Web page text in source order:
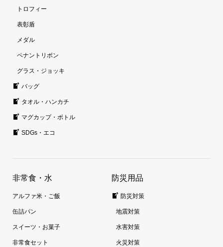
トロフィー
表彰盾
メダル
ペナントリボン
グラス・ジョッキ
バッグ
タオル・ハンカチ
マグカップ・ボトル
SDGs・エコ
非常食・水
アルファ米・ご飯
缶詰パン
スイーツ・お菓子
非常食セット
防災用品
防災対策
地震対策
水害対策
火災対策